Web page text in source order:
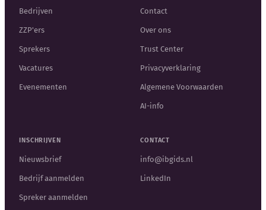
Bedrijven
ZZP'ers
Sprekers
Vacatures
Evenementen
Contact
Over ons
Trust Center
Privacyverklaring
Algemene Voorwaarden
AI-info
INSCHRIJVEN
Nieuwsbrief
Bedrijf aanmelden
Spreker aanmelden
CONTACT
info@ibgids.nl
LinkedIn